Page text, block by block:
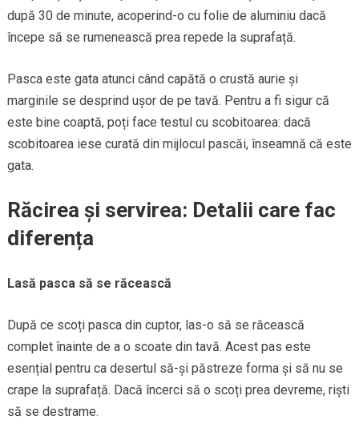
după 30 de minute, acoperind-o cu folie de aluminiu dacă
începe să se rumenească prea repede la suprafață.
Pasca este gata atunci când capătă o crustă aurie și
marginile se desprind ușor de pe tavă. Pentru a fi sigur că
este bine coaptă, poți face testul cu scobitoarea: dacă
scobitoarea iese curată din mijlocul pascăi, înseamnă că este
gata.
Răcirea și servirea: Detalii care fac
diferența
Lasă pasca să se răcească
După ce scoți pasca din cuptor, las-o să se răcească
complet înainte de a o scoate din tavă. Acest pas este
esențial pentru ca desertul să-și păstreze forma și să nu se
crape la suprafață. Dacă încerci să o scoți prea devreme, riști
să se destrame.